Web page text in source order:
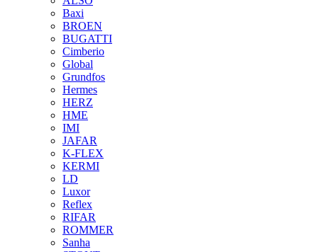
Baxi
BROEN
BUGATTI
Cimberio
Global
Grundfos
Hermes
HERZ
HME
IMI
JAFAR
K-FLEX
KERMI
LD
Luxor
Reflex
RIFAR
ROMMER
Sanha